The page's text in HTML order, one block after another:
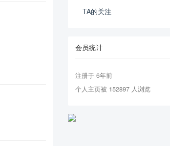
TA的关注
会员统计
注册于 6年前
个人主页被 152897 人浏览